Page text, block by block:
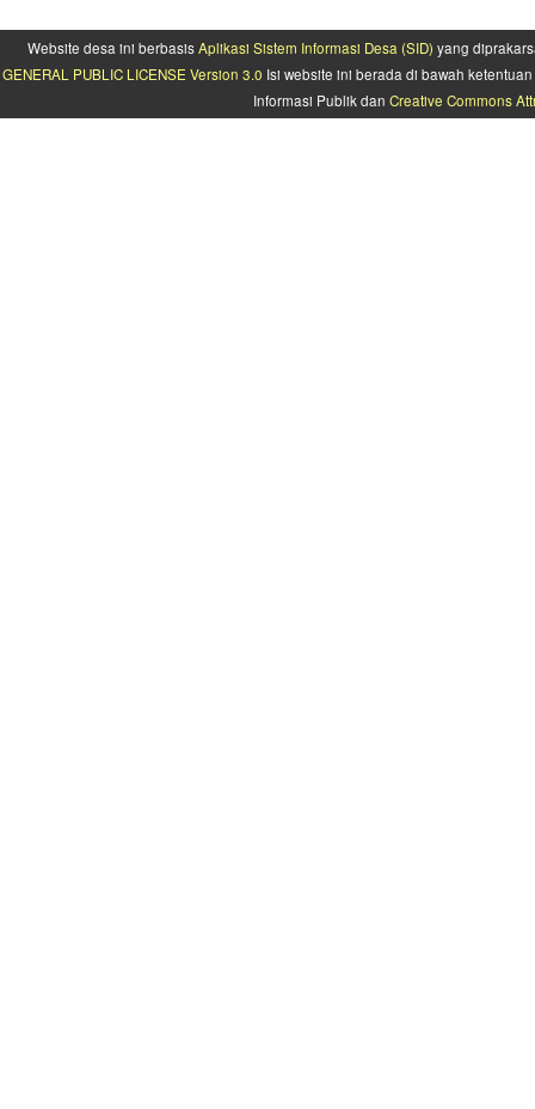
Website desa ini berbasisAplikasi Sistem Informasi Desa (SID) yang
GENERAL PUBLIC LICENSE Version 3.0 Isi website ini berada di bawah
Informasi Publik dan Creative Commons